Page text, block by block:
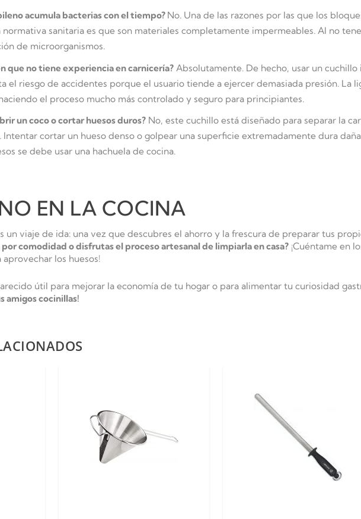
acumula bacterias con el tiempo? No. Una de las razones por las que los
sanitaria es que son materiales completamente impermeables. Al no
de microorganismos.
que no tiene experiencia en carnicería?Absolutamente. De hecho, usar un
el riesgo de accidentes porque el usuario tiende a ejercer demasiada presión. La
el proceso mucho más controlado y seguro para principiantes.
un coco o cortar huesos duros?No, este cuchillo está diseñado para separar la
Intentar cortar un hueso denso o golpear una superficie extremadamente dura
se debe usar una hachuela de cocina.
EN LA COCINA
un viaje de ida: una vez que descubres el ahorro y la frescura de preparar tus
comodidad o disfrutas el proceso artesanal de limpiarla en casa? ¡Cuéntame en
los huesos!
útil para mejorar la economía de tu hogar o para alimentar tu curiosidad
amigos cocinillas!